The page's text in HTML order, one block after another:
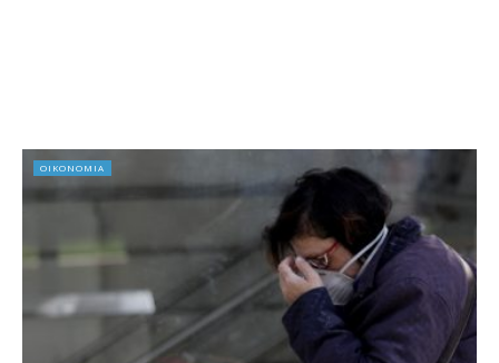
ΟΙΚΟΝΟΜΙΑ